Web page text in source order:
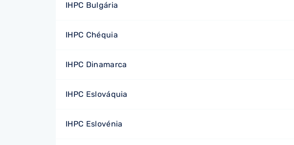
IHPC Bulgária
IHPC Chéquia
IHPC Dinamarca
IHPC Eslováquia
IHPC Eslovénia